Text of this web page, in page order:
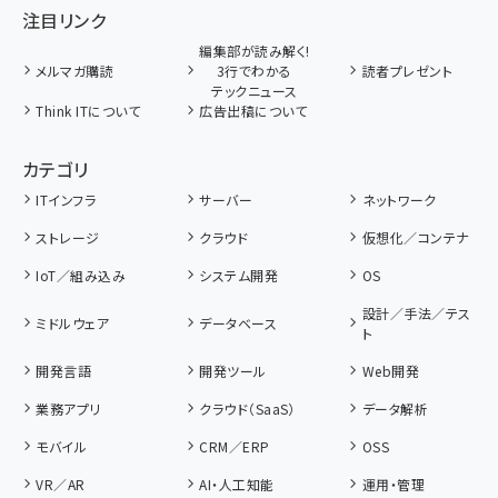
注目リンク
メルマガ購読
編集部が読み解く!
3行でわかる
テックニュース
読者プレゼント
Think ITについて 広告出稿について
カテゴリ
ITインフラ サーバー
ネットワーク
ストレージ
クラウド
仮想化／コンテナ
IoT／組み込み
システム開発 OS
ミドルウェア データベース
設計／手法／テス
ト
開発言語
開発ツール
Web開発
業務アプリ
クラウド（SaaS）
データ解析
モバイル
CRM／ERP
OSS
VR／AR
AI・人工知能 運用・管理